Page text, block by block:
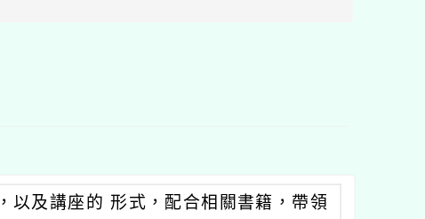
以及講座的 形式，配合相關書籍，帶領